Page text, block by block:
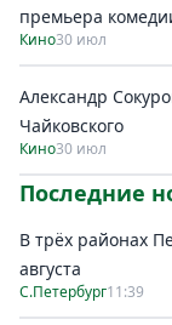
премьера
Кино30 июл
Александр
Чайковского
Кино30 июл
Последние
В трёх районах
августа
С.Петербург11:39